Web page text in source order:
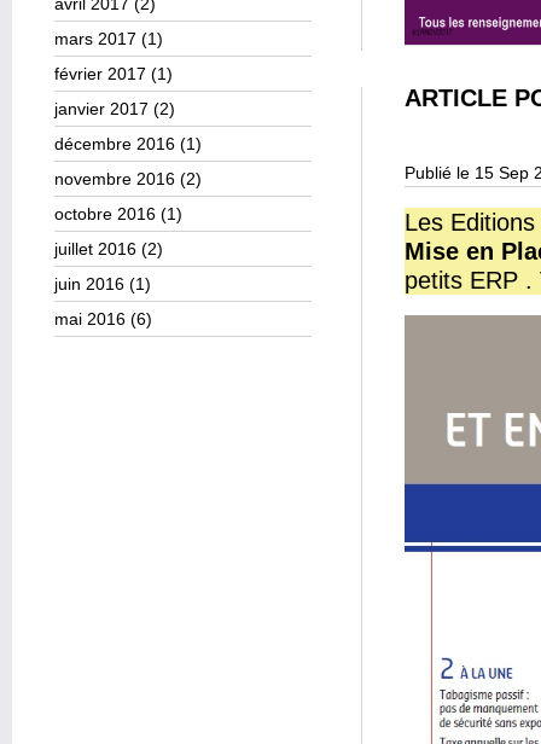
mars 2017 (1)
février 2017 (1)
janvier 2017 (2)
décembre 2016 (1)
novembre 2016 (2)
octobre 2016 (1)
juillet 2016 (2)
juin 2016 (1)
mai 2016 (6)
ARTICLE
Publié le 15 Sep
Les
Mise en
petits ERP